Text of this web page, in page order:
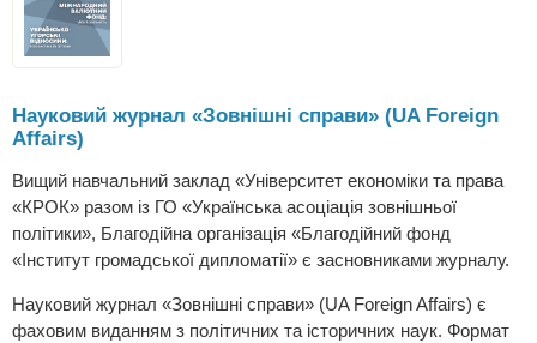
Науковий журнал «Зовнішні справи» (UA Foreign
Affairs)
Вищий навчальний заклад «Університет економіки та права
«КРОК» разом із ГО «Українська асоціація зовнішньої
політики», Благодійна організація «Благодійний фонд
«Інститут громадської дипломатії» є засновниками журналу.
Науковий журнал «Зовнішні справи» (UA Foreign Affairs) є
фаховим виданням з політичних та історичних наук. Формат